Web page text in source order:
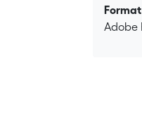
Format
Adobe